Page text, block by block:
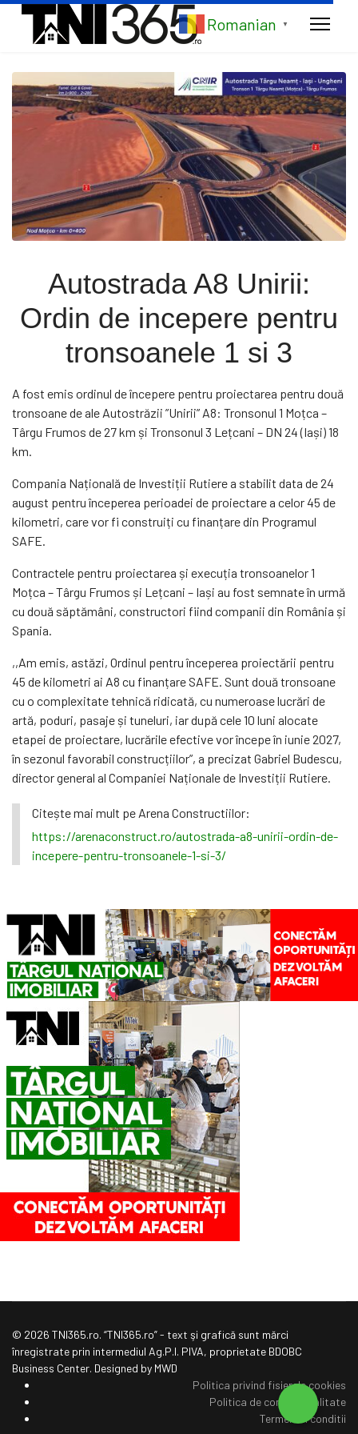
Romanian ▼
Autostrada A8 Unirii:
Ordin de incepere pentru
tronsoanele 1 si 3
A fost emis ordinul de începere pentru proiectarea pentru două
tronsoane de ale Autostrăzii ”Unirii” A8: Tronsonul 1 Moțca –
Târgu Frumos de 27 km și Tronsonul 3 Lețcani – DN 24 (Iași) 18
km.
Compania Națională de Investiții Rutiere a stabilit data de 24
august pentru începerea perioadei de proiectare a celor 45 de
kilometri, care vor fi construiți cu finanțare din Programul
SAFE.
Contractele pentru proiectarea și execuția tronsoanelor 1
Moțca – Târgu Frumos și Lețcani – Iași au fost semnate în urmă
cu două săptămâni, constructori fiind companii din România și
Spania.
,,Am emis, astăzi, Ordinul pentru începerea proiectării pentru
45 de kilometri ai A8 cu finanțare SAFE. Sunt două tronsoane
cu o complexitate tehnică ridicată, cu numeroase lucrări de
artă, poduri, pasaje și tuneluri, iar după cele 10 luni alocate
etapei de proiectare, lucrările efective vor începe în iunie 2027,
în sezonul favorabil construcțiilor”, a precizat Gabriel Budescu,
director general al Companiei Naționale de Investiții Rutiere.
Citește mai mult pe Arena Constructiilor:
https://arenaconstruct.ro/autostrada-a8-unirii-ordin-de-
incepere-pentru-tronsoanele-1-si-3/
© 2026 TNI365.ro. “TNI365.ro” - text şi grafică sunt mărci
înregistrate prin intermediul Ag.P.I. PIVA, proprietate BDOBC
Business Center. Designed by MWD
Politica privind fisierele cookies
Politica de confidentialitate
Termeni si conditii